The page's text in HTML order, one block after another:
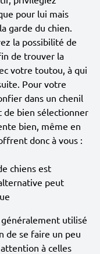
pour lui mais
garde du chien.
la possibilité de
de trouver la
votre toutou, à qui
Pour votre
dans un chenil
de bien sélectionner
bien, même en
donc à vous :
chiens est
peut
utilisé
de se faire un peu
à celles